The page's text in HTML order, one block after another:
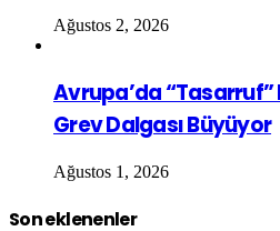
Ağustos 2, 2026
Avrupa’da “Tasarruf”
Grev Dalgası Büyüyor
Ağustos 1, 2026
Son eklenenler